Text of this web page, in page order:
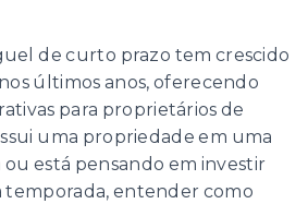
de curto prazo tem crescido
últimos anos, oferecendo
para proprietários de
uma propriedade em uma
ou está pensando em investir
temporada, entender como